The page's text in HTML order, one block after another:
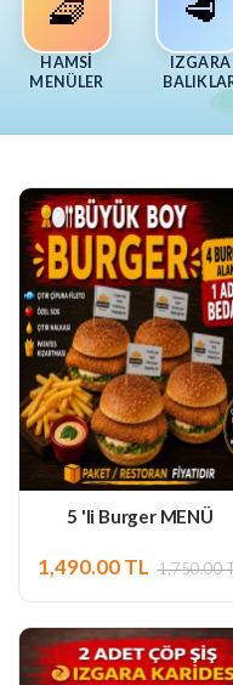
🧇
HAMSİ
🥩
IZGARA
BALIKLAR
5 'li Burger MENÜ
1,490.00 TL